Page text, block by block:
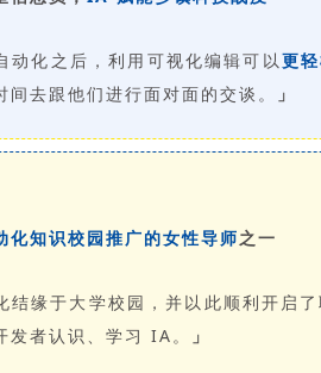
动化之后，利用可视化编辑可以更
间去跟他们进行面对面的交谈。
」
化知识校园推广的女性导师之一
结缘于大学校园，并以此顺利开启
发者认识、学习 IA。
」